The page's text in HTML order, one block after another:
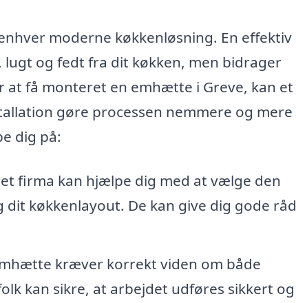
moderne køkkenløsning. En effektiv
og fedt fra dit køkken, men bidrager
at få monteret en emhætte i Greve, kan et
gøre processen nemmere og mere
dig på:
firma kan hjælpe dig med at vælge den
køkkenlayout. De kan give dig gode råd
kræver korrekt viden om både
kan sikre, at arbejdet udføres sikkert og